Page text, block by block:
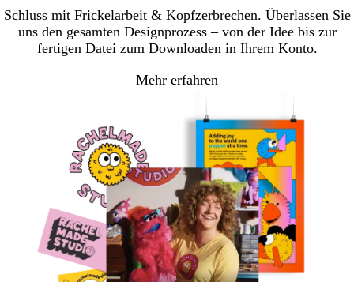
Schluss mit Frickelarbeit & Kopfzerbrechen. Überlassen Sie
uns den gesamten Designprozess – von der Idee bis zur
fertigen Datei zum Downloaden in Ihrem Konto.
Mehr erfahren